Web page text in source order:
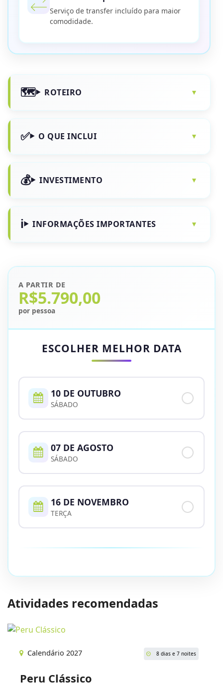
Serviço de transfer incluído para maior
comodidade.
ROTEIRO
O QUE INCLUI
INVESTIMENTO
INFORMAÇÕES IMPORTANTES
A PARTIR DE
R$5.790,00
por pessoa
ESCOLHER MELHOR DATA
10 DE OUTUBRO
SÁBADO
07 DE AGOSTO
SÁBADO
16 DE NOVEMBRO
TERÇA
Atividades recomendadas
Calendário 2027 8 dias e 7 noites
Peru Clássico